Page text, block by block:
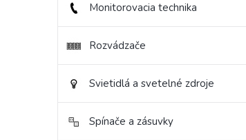
Monitorovacia technika
Rozvádzače
Svietidlá a svetelné zdroje
Spínače a zásuvky